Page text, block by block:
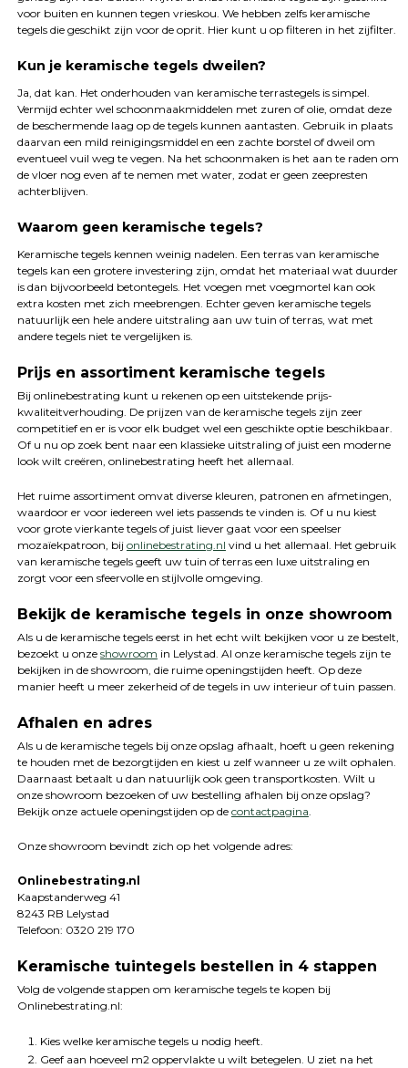
voor buiten en kunnen tegen vrieskou. We hebben zelfs keramische
tegels die geschikt zijn voor de oprit. Hier kunt u op filteren in het zijfilter.
Kun je keramische tegels dweilen?
Ja, dat kan. Het onderhouden van keramische terrastegels is simpel.
Vermijd echter wel schoonmaakmiddelen met zuren of olie, omdat deze
de beschermende laag op de tegels kunnen aantasten. Gebruik in plaats
daarvan een mild reinigingsmiddel en een zachte borstel of dweil om
eventueel vuil weg te vegen. Na het schoonmaken is het aan te raden om
de vloer nog even af te nemen met water, zodat er geen zeepresten
achterblijven.
Waarom geen keramische tegels?
Keramische tegels kennen weinig nadelen. Een terras van keramische
tegels kan een grotere investering zijn, omdat het materiaal wat duurder
is dan bijvoorbeeld betontegels. Het voegen met voegmortel kan ook
extra kosten met zich meebrengen. Echter geven keramische tegels
natuurlijk een hele andere uitstraling aan uw tuin of terras, wat met
andere tegels niet te vergelijken is.
Prijs en assortiment keramische tegels
Bij onlinebestrating kunt u rekenen op een uitstekende prijs-
kwaliteitverhouding. De prijzen van de keramische tegels zijn zeer
competitief en er is voor elk budget wel een geschikte optie beschikbaar.
Of u nu op zoek bent naar een klassieke uitstraling of juist een moderne
look wilt creëren, onlinebestrating heeft het allemaal.
Het ruime assortiment omvat diverse kleuren, patronen en afmetingen,
waardoor er voor iedereen wel iets passends te vinden is. Of u nu kiest
voor grote vierkante tegels of juist liever gaat voor een speelser
mozaïekpatroon, bij onlinebestrating.nl vind u het allemaal. Het gebruik
van keramische tegels geeft uw tuin of terras een luxe uitstraling en
zorgt voor een sfeervolle en stijlvolle omgeving.
Bekijk de keramische tegels in onze showroom
Als u de keramische tegels eerst in het echt wilt bekijken voor u ze bestelt,
bezoekt u onze showroom in Lelystad. Al onze keramische tegels zijn te
bekijken in de showroom, die ruime openingstijden heeft. Op deze
manier heeft u meer zekerheid of de tegels in uw interieur of tuin passen.
Afhalen en adres
Als u de keramische tegels bij onze opslag afhaalt, hoeft u geen rekening
te houden met de bezorgtijden en kiest u zelf wanneer u ze wilt ophalen.
Daarnaast betaalt u dan natuurlijk ook geen transportkosten. Wilt u
onze showroom bezoeken of uw bestelling afhalen bij onze opslag?
Bekijk onze actuele openingstijden op de contactpagina.
Onze showroom bevindt zich op het volgende adres:
Onlinebestrating.nl
Kaapstanderweg 41
8243 RB Lelystad
Telefoon: 0320 219 170
Keramische tuintegels bestellen in 4 stappen
Volg de volgende stappen om keramische tegels te kopen bij
Onlinebestrating.nl:
Kies welke keramische tegels u nodig heeft.
Geef aan hoeveel m2 oppervlakte u wilt betegelen. U ziet na het